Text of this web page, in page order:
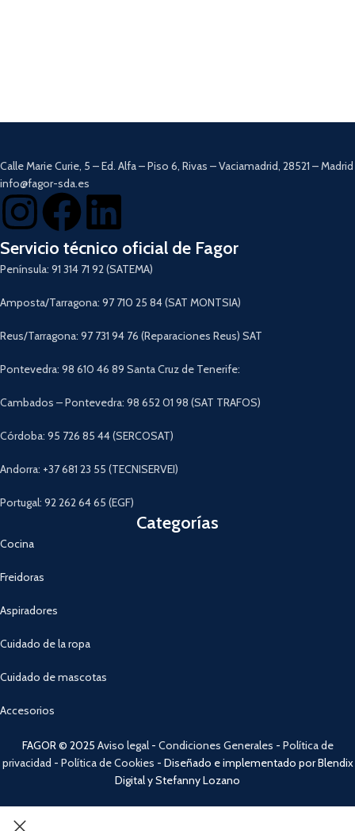
Filtro HEPA.
Autonomía hasta 45 minutos.
Eternal Battery.
3 velocidades ajustables.
5 accesorios.All in One.
Descargar Manual
Calle Marie Curie, 5 – Ed. Alfa – Piso 6, Rivas – Vaciamadrid, 28521 – Madrid
info@fagor-sda.es
Servicio técnico oficial de Fagor
Península: 91 314 71 92 (SATEMA)
Amposta/Tarragona: 97 710 25 84 (SAT MONTSIA)
Reus/Tarragona: 97 731 94 76 (Reparaciones Reus) SAT
Pontevedra: 98 610 46 89 Santa Cruz de Tenerife:
Cambados – Pontevedra: 98 652 01 98 (SAT TRAFOS)
Córdoba: 95 726 85 44 (SERCOSAT)
Andorra: +37 681 23 55 (TECNISERVEI)
Portugal: 92 262 64 65 (EGF)
Categorías
Cocina
Freidoras
Aspiradores
Cuidado de la ropa
Cuidado de mascotas
Accesorios
FAGOR © 2025 Aviso legal- Condiciones Generales - Política de
privacidad - Política de Cookies - Diseñado e implementado por Blendix
Digital y Stefanny Lozano